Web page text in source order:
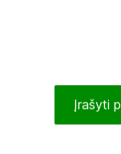
Įrašyti